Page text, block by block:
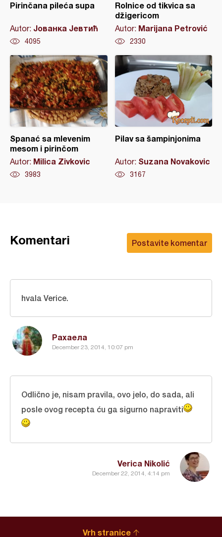
Pirinčana pileća supa
Autor: Јованка Јевтић
4095
Rolnice od tikvica sa
džigericom
Autor: Marijana Petrović
2330
Spanać sa mlevenim
mesom i pirinčom
Autor: Milica Zivkovic
3983
Pilav sa šampinjonima
Autor: Suzana Novakovic
3167
Postavite komentar
Komentari
Рахаела
December 23, 2014, 10:07 pm
hvala Verice.
Verica Nikolić
December 22, 2014, 4:14 pm
Odlično je, nisam pravila, ovo jelo, do sada, ali
posle ovog recepta ću ga sigurno napraviti
Vrh stranice